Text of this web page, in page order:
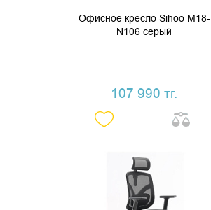
Офисное кресло Sihoo M18-
N106 серый
107 990 тг.
ДОБАВИТЬ В КОРЗИНУ
КУПИТЬ В 1 КЛИК